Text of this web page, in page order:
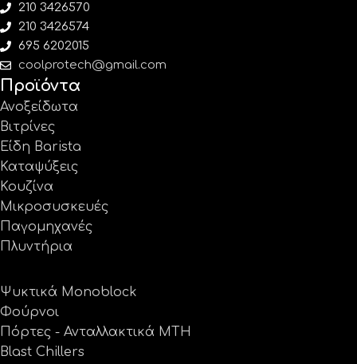
210 3426570
210 3426574
695 6202015
coolprotech@gmail.com
Προϊόντα
Ανοξείδωτα
Βιτρίνες
Είδη Barista
Καταψύξεις
Κουζίνα
Μικροσυσκευές
Παγομηχανές
Πλυντήρια
Ψυκτικά Monoblock
Φούρνοι
Πόρτες - Ανταλλακτικά MTH
Blast Chillers